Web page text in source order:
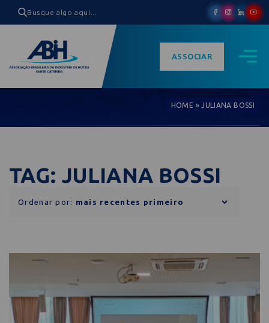
ASSOCIAR
HOME »JULIANA BOSSI
TAG: JULIANA BOSSI
Ordenar por: